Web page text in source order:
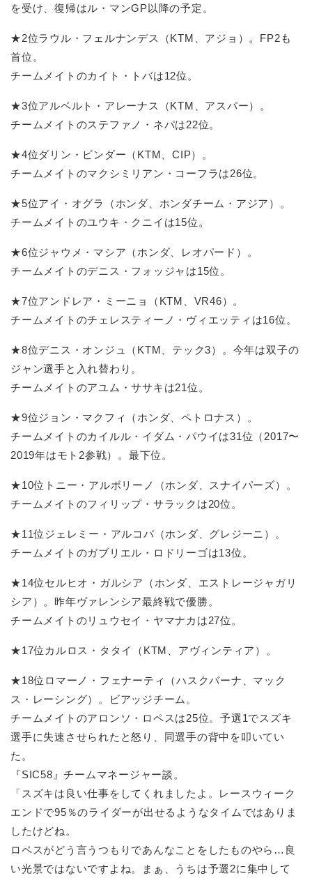
を受け、復帰はル・マンGP以降の予定。
★2位ラウル・フェルナンデス（KTM、アジョ）。FP2も
首位。
チームメイトのカイト・トバは12位。
★3位アルベルト・アレーナス（KTM、アスパー）。
チームメイトのステファノ・ネパは22位。
★4位ダリン・ビンダー（KTM、CIP）。
チームメイトのマクシミリアン・コーフラは26位。
★5位アイ・オグラ（ホンダ、ホンダチーム・アジア）。
チームメイトのユウキ・クニイは15位。
★6位ジャウメ・マシア（ホンダ、レオパード）。
チームメイトのデニス・フォッジャは15位。
★7位アンドレア・ミーニョ（KTM、VR46）。
チームメイトのチェレスティーノ・ヴィエッティは16位。
★8位デニス・オンジュ（KTM、テック3）。今年は双子の
ジャン選手と入れ替わり。
チームメイトのアユム・ササキは21位。
★9位ジョン・マクフィ（ホンダ、ペトロナス）。
チームメイトのカイルル・イダム・パウイは31位（2017〜
2019年はモト2参戦）。最下位。
★10位トニー・アルボリーノ（ホンダ、スナイパーズ）。
チームメイトのフィリップ・サラックは20位。
★11位ジェレミー・アルコバ（ホンダ、グレジーニ）。
チームメイトのガブリエル・ロドリーゴは13位。
★14位セルヒオ・ガルシア（ホンダ、エストレージャガリ
シア）。昨年ヴァレンシア最終戦で優勝。
チームメイトのリュウセイ・ヤマナカは27位。
★17位カルロス・タタイ（KTM、アヴィンティア）。
★18位ロマーノ・フェナーティ（ハスクバーナ、マック
ス・レーシング）。ビアッジチーム。
チームメイトのアロンソ・ロペスは25位。予選1でスズキ
選手に失速させられたと怒り、同選手の背中を叩いてい
た。
『SIC58』チームマネージャー談。
「スズキは良い仕事をしてくれましたよ。レースウィーク
エンドで95％のライダーが出せるようなタイムではありま
したけどね。
ロペスがどう言うつもりであんなことをしたものやら…良
い光景ではないですよね。まぁ、うちは予選2に集中して